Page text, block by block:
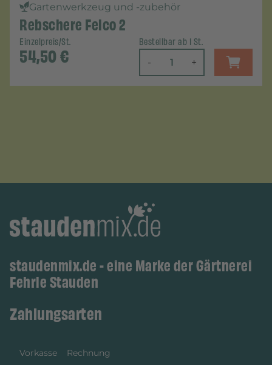
Gartenwerkzeug und -zubehör
Rebschere Felco 2
Einzelpreis/St.
54,50€
Bestellbar ab 1 St.
- +
staudenmix.de - eine Marke der Gärtnerei
Fehrle Stauden
Zahlungsarten
Vorkasse Rechnung